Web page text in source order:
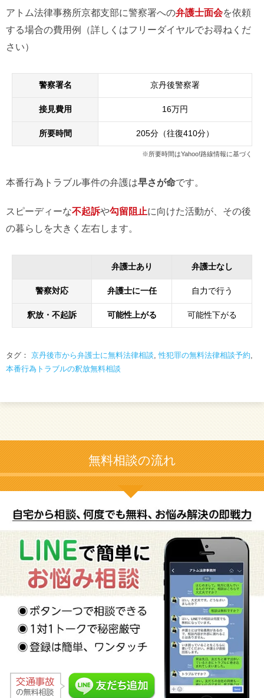
アトム法律事務所京都支部に警察署への弁護士面会を依頼
する場合の費用例（詳しくはフリーダイヤルでお尋ねくだ
さい）
警察署名 京丹後警察署
接見費用 16万円
所要時間 205分（往復410分）
※所要時間はYahoo!路線情報に基づく
本番行為トラブル事件の弁護は早さが命です。
スピーディーな不起訴や勾留阻止に向けた活動が、その後
の暮らしを大きく左右します。
弁護士あり 弁護士なし
警察対応 弁護士に一任 自力で行う
釈放・不起訴 可能性上がる 可能性下がる
タグ： 京丹後市から弁護士に無料法律相談,性犯罪の無料法律相談予約,
本番行為トラブルの釈放無料相談
無料相談の流れ